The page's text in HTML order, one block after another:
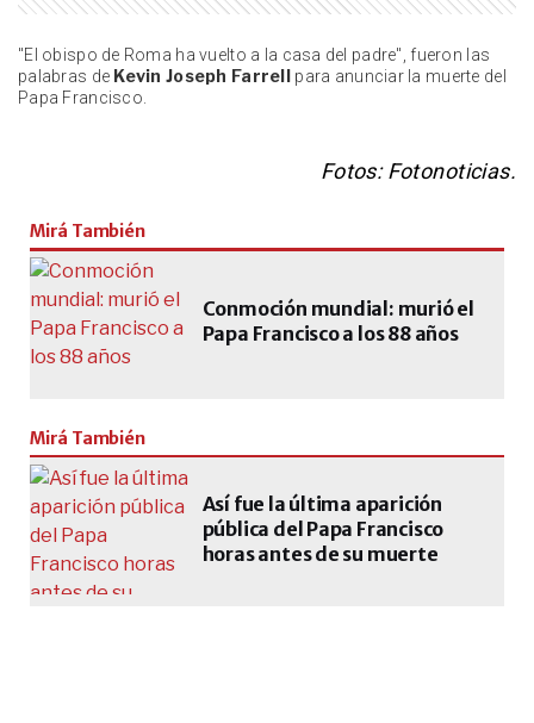
"El obispo de Roma ha vuelto a la casa del padre", fueron las
palabras de Kevin Joseph Farrell para anunciar la muerte del
Papa Francisco.
Fotos: Fotonoticias.
Mirá También
Conmoción mundial: murió el
Papa Francisco a los 88 años
Mirá También
Así fue la última aparición
pública del Papa Francisco
horas antes de su muerte
ENTRETENIMIENTO
Barassi luego de visitar la tumba
de su mamá en San Juan
Francisco Tinelli compartió un
chat privado con Lucas Vignale,
La tierna foto que compartió el
papá de Gaspi en medio del dolor
por la muerte del youtuber
Ernestina Pais, a dos semanas de
ENTRETENIMIENTO
"Hablé con ella": la mujer que